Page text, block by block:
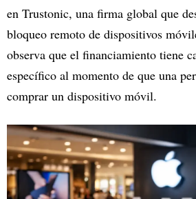
en Trustonic, una firma global que
bloqueo remoto de dispositivos
observa que el financiamiento tiene
específico al momento de que una
comprar un dispositivo móvil.